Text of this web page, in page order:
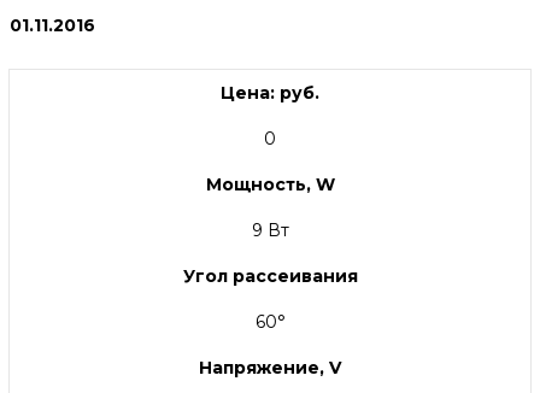
01.11.2016
Цена: руб.
0
Мощность, W
9 Вт
Угол рассеивания
60°
Напряжение, V